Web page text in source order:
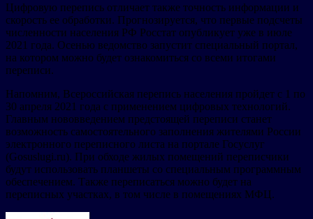
Цифровую перепись отличает также точность информации и
скорость ее обработки. Прогнозируется, что первые подсчеты
численности населения РФ Росстат опубликует уже в июле
2021 года. Осенью ведомство запустит специальный портал,
на котором можно будет ознакомиться со всеми итогами
переписи.
Напомним, Всероссийская перепись населения пройдет с 1 по
30 апреля 2021 года с применением цифровых технологий.
Главным нововведением предстоящей переписи станет
возможность самостоятельного заполнения жителями России
электронного переписного листа на портале Госуслуг
(Gosuslugi.ru). При обходе жилых помещений переписчики
будут использовать планшеты со специальным программным
обеспечением. Также переписаться можно будет на
переписных участках, в том числе в помещениях МФЦ.